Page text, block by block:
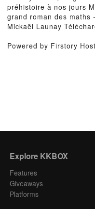
préhistoire à nos jours
grand roman des maths
Mickaël Launay
Powered by Firstory
Explore KKBOX
Features
Giveaways
Platforms